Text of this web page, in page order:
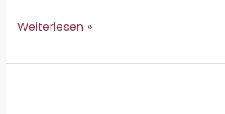
Vermittlungshilfe
Milly
Weiterlesen »